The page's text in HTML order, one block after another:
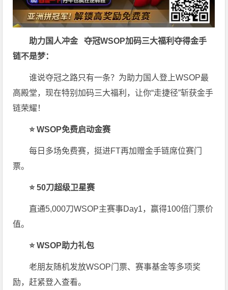
助力国人冲金 夺冠WSOP加码三大福利夺得金手
链不是梦：
谁说夺冠之路只有一条？为助力国人登上WSOP最
高殿堂，现在特别加码三大福利，让你“走捷径”斩获金手
链荣耀！
⭐ WSOP免费启动金赛
每日多场免费赛，挺进FT再加赠金手链席位赛门
票。
⭐ 50刀超级卫星赛
直通5,000刀WSOP主赛事Day1，赢得100倍门票价
值。
⭐ WSOP助力礼包
老朋友随机发放WSOP门票、赛事基金等多项奖
励，赶紧登入查看。